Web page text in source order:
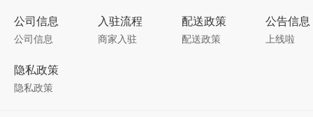
公司信息
公司信息
入驻流程
商家入驻
配送政策
配送政策
公告信息
上线啦
隐私政策
隐私政策